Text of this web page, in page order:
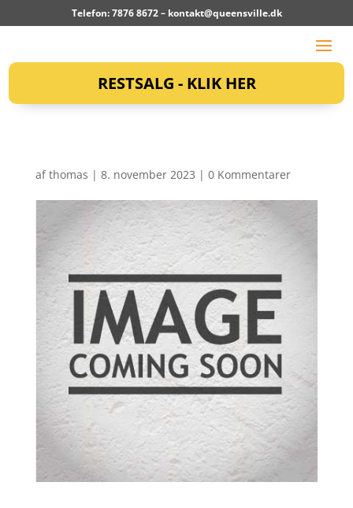
Telefon: 7876 8672 – kontakt@queensville.dk
RESTSALG - KLIK HER
afthomas | 8. november 2023 | 0 Kommentarer